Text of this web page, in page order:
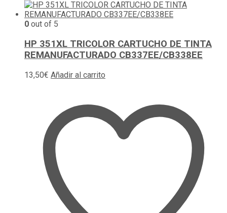
0 out of 5
HP 351XL TRICOLOR CARTUCHO DE TINTA
REMANUFACTURADO CB337EE/CB338EE
13,50€ Añadir al carrito